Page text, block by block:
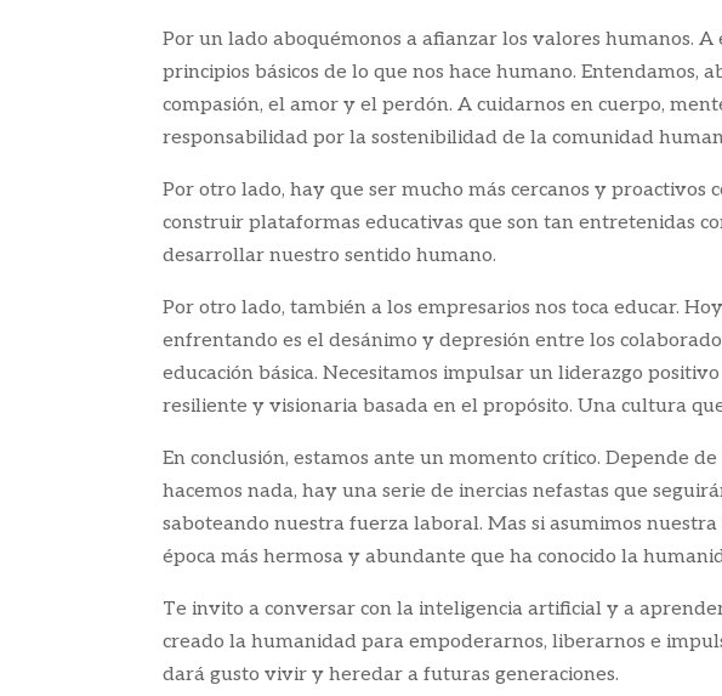
Por un lado aboquémonos a afianzar los valores humanos.
principios básicos de lo que nos hace humano. Entendamos,
compasión, el amor y el perdón. A cuidarnos en cuerpo,
responsabilidad por la sostenibilidad de la comunidad
Por otro lado, hay que ser mucho más cercanos y proactivos
construir plataformas educativas que son tan entretenidas
desarrollar nuestro sentido humano.
Por otro lado, también a los empresarios nos toca educar.
enfrentando es el desánimo y depresión entre los
educación básica. Necesitamos impulsar un liderazgo
resiliente y visionaria basada en el propósito. Una cultura
En conclusión, estamos ante un momento crítico. Depende
hacemos nada, hay una serie de inercias nefastas que
saboteando nuestra fuerza laboral. Mas si asumimos
época más hermosa y abundante que ha conocido la
Te invito a conversar con la inteligencia artificial y a
creado la humanidad para empoderarnos, liberarnos e
dará gusto vivir y heredar a futuras generaciones.